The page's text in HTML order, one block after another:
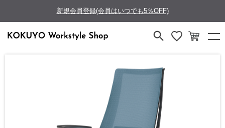
新規会員登録(会員はいつでも5％OFF)